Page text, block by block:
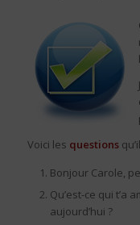
Voici les questions
Bonjour Carole,
Qu’est-ce qui t’a
aujourd’hui ?